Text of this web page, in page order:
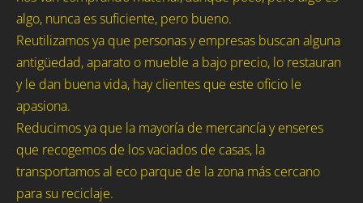
algo, nunca es suficiente, pero bueno.
Reutilizamos ya que personas y empresas buscan alguna
antigüedad, aparato o mueble a bajo precio, lo restauran
y le dan buena vida, hay clientes que este oficio le
apasiona.
Reducimos ya que la mayoría de mercancía y enseres
que recogemos de los vaciados de casas, la
transportamos al eco parque de la zona más cercano
para su reciclaje.